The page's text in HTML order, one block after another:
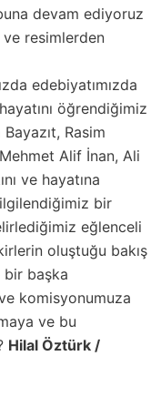
devam ediyoruz
ve resimlerden
edebiyatımızda
öğrendiğimiz
Rasim
Alif İnan, Ali
ve hayatına
bir
eğlenceli
oluştuğu bakış
bir başka
komisyonumuza
ve bu
Hilal Öztürk /